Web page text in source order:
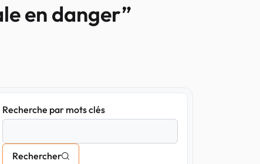
en danger”
Recherche par mots clés
Rechercher